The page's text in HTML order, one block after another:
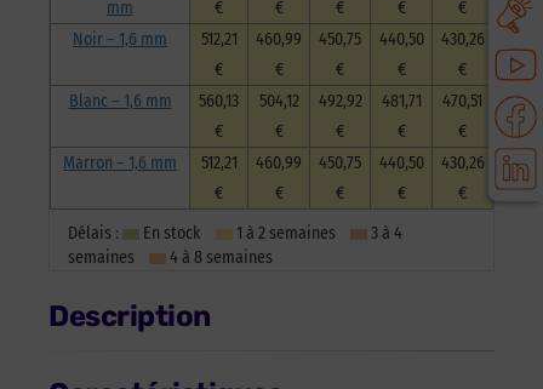
mm
€
€
€
€
€
Noir – 1,6 mm
512,21
€
460,99
€
450,75
€
440,50
€
430,26
€
Blanc – 1,6 mm
560,13
€
504,12
€
492,92
€
481,71
€
470,51
€
Marron – 1,6 mm
512,21
€
460,99
€
450,75
€
440,50
€
430,26
€
Délais :
En stock 1 à 2 semaines
3 à 4
semaines
4 à 8 semaines
Description